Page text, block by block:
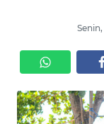
OPINI
Informasi